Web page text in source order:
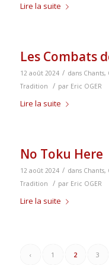
Lire la suite
Les Combats
12 août 2024 / dans Chants,
Tradition
/ par Eric OGER
Lire la suite
No Toku Here
12 août 2024 / dans Chants,
Tradition
/ par Eric OGER
Lire la suite
‹ 1 2 3